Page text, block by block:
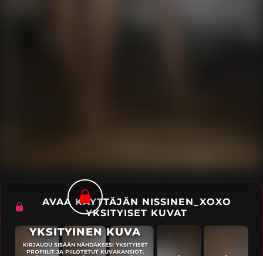
YKSITYINEN KUVA
KIRJAUDU SISÄÄN NÄHDÄKSESI YKSITYISET
PROFIILIT JA PIILOTETUT KUVAKANSIOT.
AVAA KÄYTTÄJÄN NISSINEN_XOXO
YKSITYISET KUVAT